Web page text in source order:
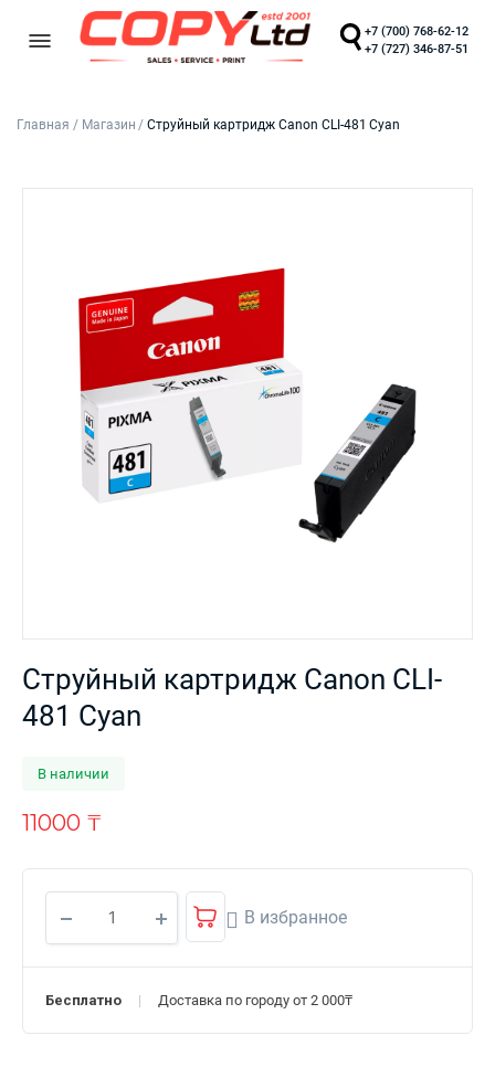
+7 (700) 768-62-12
+7 (727) 346-87-51
Главная / Магазин /Струйный картридж Canon CLI-481 Cyan
Струйный картридж Canon CLI-
481 Cyan
В наличии
11000 ₸
В избранное
Бесплатно Доставка по городу от 2 000₸